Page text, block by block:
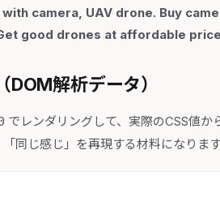
camera, UAV drone. Buy
good drones at affordable
解析データ）
でレンダリングして、実際のCSS値か
同じ感じ」を再現する材料になりま